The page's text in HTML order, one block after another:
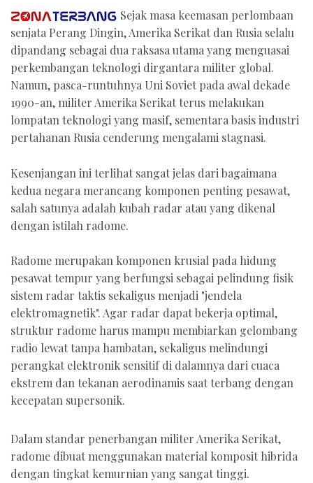
Sejak masa keemasan perlombaan
senjata Perang Dingin, Amerika Serikat dan Rusia selalu
dipandang sebagai dua raksasa utama yang menguasai
perkembangan teknologi dirgantara militer global.
Namun, pasca-runtuhnya Uni Soviet pada awal dekade
1990-an, militer Amerika Serikat terus melakukan
lompatan teknologi yang masif, sementara basis industri
pertahanan Rusia cenderung mengalami stagnasi.
Kesenjangan ini terlihat sangat jelas dari bagaimana
kedua negara merancang komponen penting pesawat,
salah satunya adalah kubah radar atau yang dikenal
dengan istilah radome.
Radome merupakan komponen krusial pada hidung
pesawat tempur yang berfungsi sebagai pelindung fisik
sistem radar taktis sekaligus menjadi "jendela
elektromagnetik". Agar radar dapat bekerja optimal,
struktur radome harus mampu membiarkan gelombang
radio lewat tanpa hambatan, sekaligus melindungi
perangkat elektronik sensitif di dalamnya dari cuaca
ekstrem dan tekanan aerodinamis saat terbang dengan
kecepatan supersonik.
Dalam standar penerbangan militer Amerika Serikat,
radome dibuat menggunakan material komposit hibrida
dengan tingkat kemurnian yang sangat tinggi.